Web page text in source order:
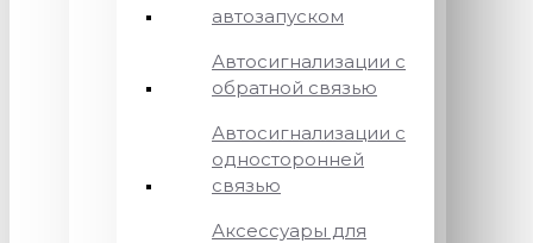
автозапуском
Автосигнализации с
обратной связью
Автосигнализации с
односторонней
связью
Аксессуары для